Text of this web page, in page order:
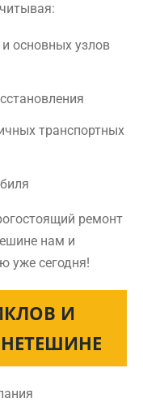
основных узлов
транспортных
ремонт
нам и
уже сегодня!
И